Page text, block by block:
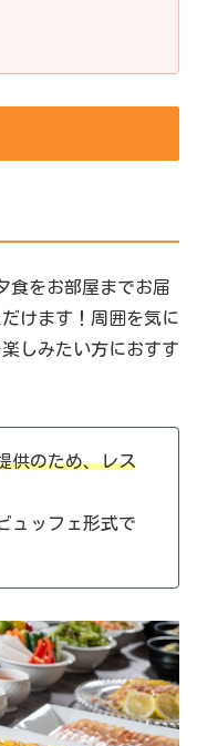
食をお部屋までお届
けます！周囲を気に
しみたい方におすす
供のため、レス
ュッフェ形式で